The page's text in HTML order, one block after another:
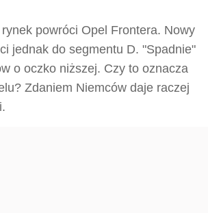
powróci Opel Frontera. Nowy
jednak do segmentu D. "Spadnie"
o oczko niższej. Czy to oznacza
Zdaniem Niemców daje raczej